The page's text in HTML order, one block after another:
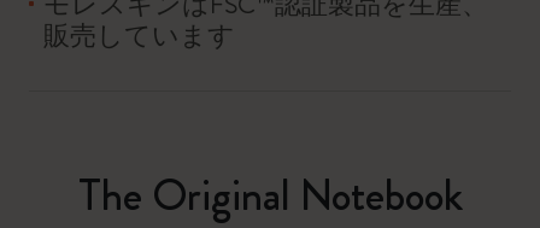
販売しています
The Original Notebook